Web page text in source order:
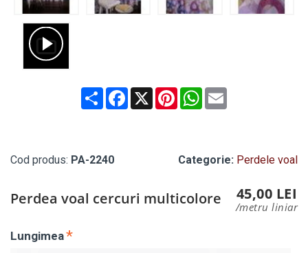
ShareFacebook
X PinterestWhatsApp
Email
Cod produs: PA-2240 Categorie: Perdele voal
Perdea voal cercuri multicolore 45,00 LEI
/metru liniar
Lungimea